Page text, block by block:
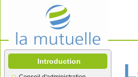
Introduction